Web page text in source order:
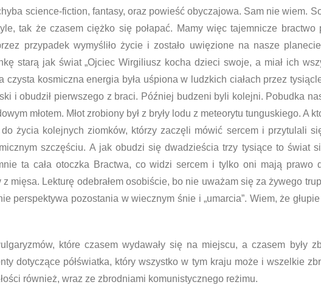
science-fiction, fantasy, oraz powieść obyczajowa. Sam nie wiem.
tak że czasem ciężko się połapać. Mamy więc tajemnicze bractwo
przypadek wymyśliło życie i zostało uwięzione na nasze
starą jak świat „Ojciec Wirgiliusz kocha dzieci swoje, a miał ich
czysta kosmiczna energia była uśpiona w ludzkich ciałach przez
i obudził pierwszego z braci. Później budzeni byli kolejni. Pobudka
młotem. Młot zrobiony był z bryły lodu z meteorytu tunguskiego. A
do życia kolejnych ziomków, którzy zaczęli mówić sercem i przytulali
szczęściu. A jak obudzi się dwadzieścia trzy tysiące to świat
ta cała otoczka Bractwa, co widzi sercem i tylko oni mają prawo
mięsa. Lekturę odebrałem osobiście, bo nie uważam się za żywego
perspektywa pozostania w wiecznym śnie i „umarcia”. Wiem, że głupie
które czasem wydawały się na miejscu, a czasem były
dotyczące półświatka, który wszystko w tym kraju może i wszelkie
również, wraz ze zbrodniami komunistycznego reżimu.